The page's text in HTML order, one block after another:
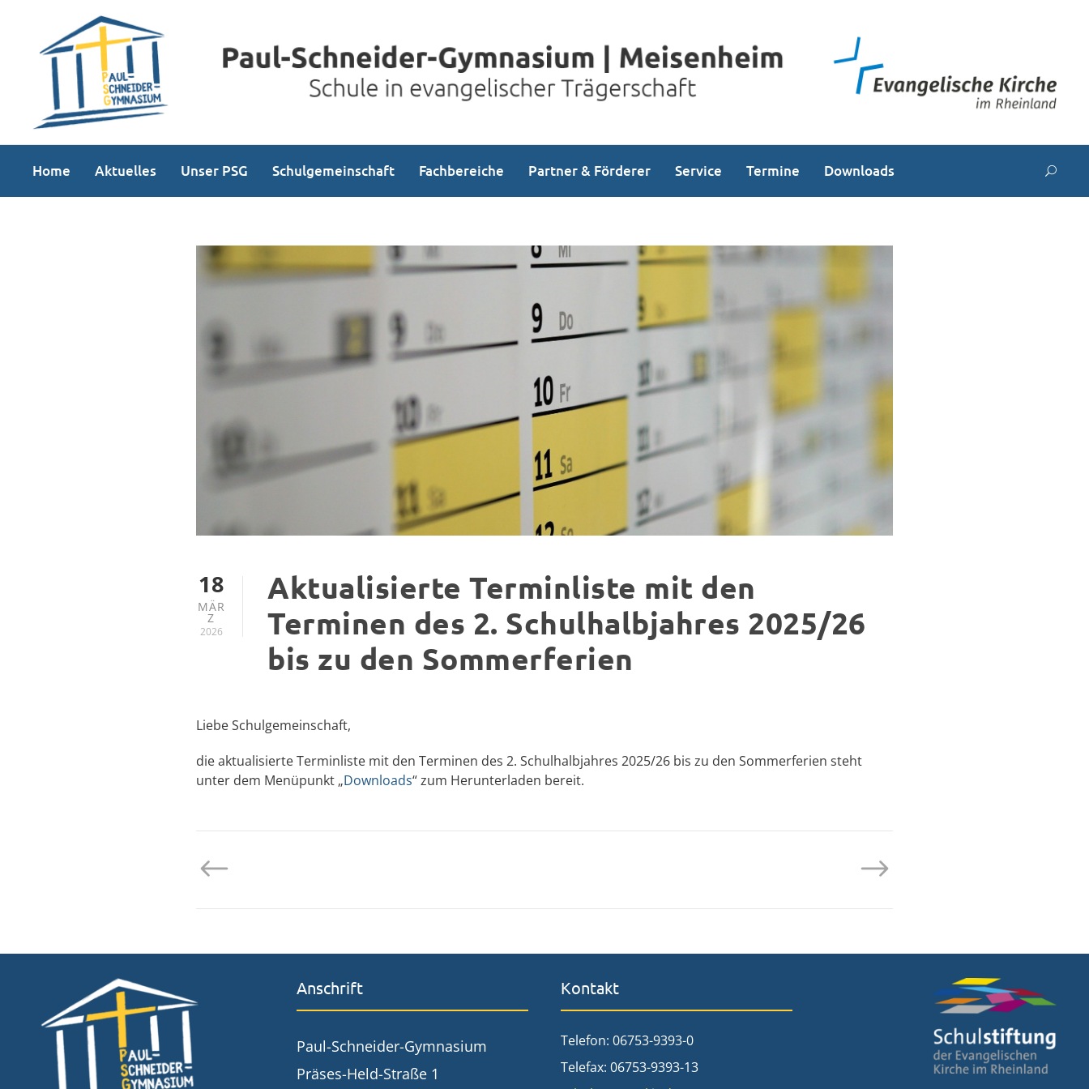
Home Aktuelles Unser PSG Schulgemeinschaft Fachbereiche Partner & Förderer Service Termine Downloads
18
MÄR
Z
2026
Aktualisierte Terminliste mit den
Terminen des 2. Schulhalbjahres 2025/26
bis zu den Sommerferien
Liebe Schulgemeinschaft,
die aktualisierte Terminliste mit den Terminen des 2. Schulhalbjahres 2025/26 bis zu den Sommerferien steht
unter dem Menüpunkt „Downloads“ zum Herunterladen bereit.
Anschrift
Paul-Schneider-Gymnasium
Präses-Held-Straße 1
Kontakt
Telefon: 06753-9393-0
Telefax: 06753-9393-13